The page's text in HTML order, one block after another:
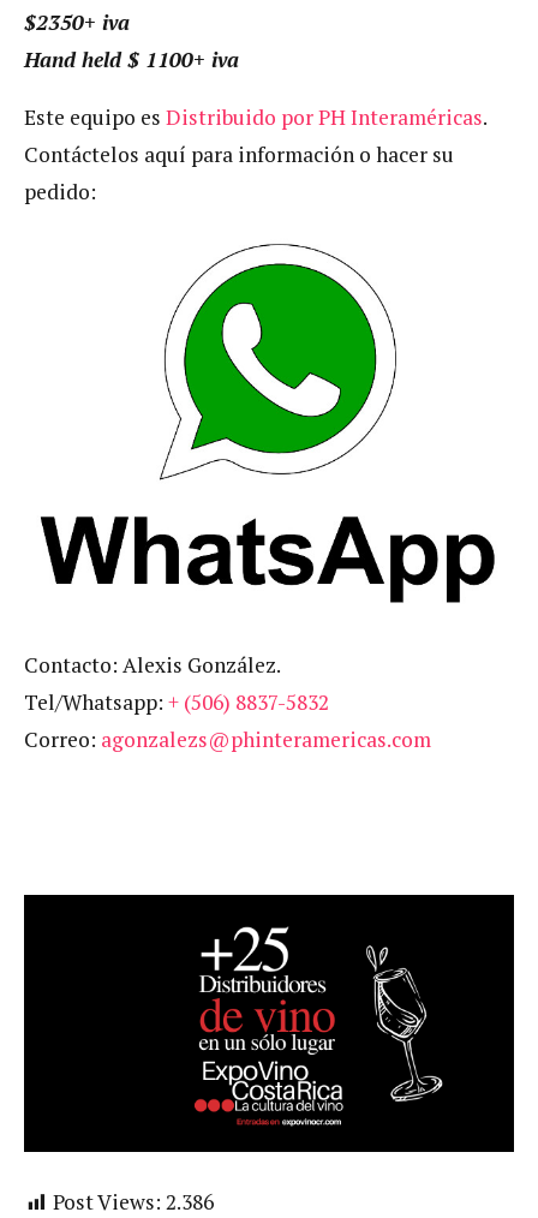
$2350+ iva
Hand held $ 1100+ iva
Este equipo es Distribuido por PH Interaméricas.
Contáctelos aquí para información o hacer su
pedido:
Contacto: Alexis González.
Tel/Whatsapp: + (506) 8837-5832
Correo: agonzalezs@phinteramericas.com
Post Views: 2.386